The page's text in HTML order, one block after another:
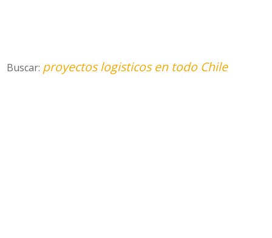
Buscar: proyectos logisticos en todo Chile